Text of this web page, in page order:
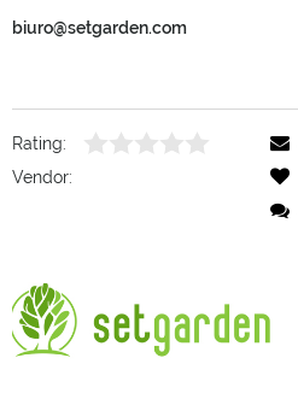
biuro@setgarden.com
Rating:
Vendor: